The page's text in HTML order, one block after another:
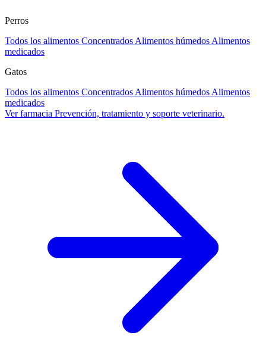
Perros
Todos los alimentos Concentrados Alimentos húmedos Alimentos
medicados
Gatos
Todos los alimentos Concentrados Alimentos húmedos Alimentos
medicados
Ver farmacia Prevención, tratamiento y soporte veterinario.